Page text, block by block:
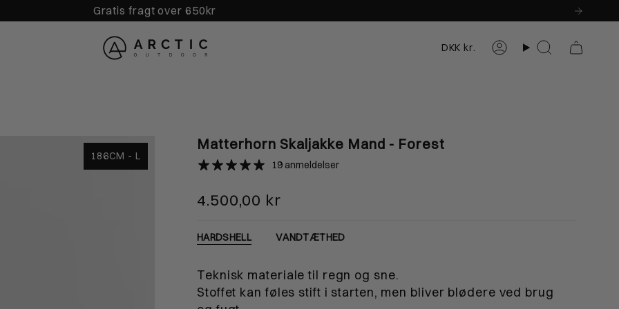
Gratis fragt over 650kr
Valuta
DKK kr. KontoSøg
186CM - L
Matterhorn Skaljakke Mand - Forest
19 anmeldelser
4.500,00 kr
HARDSHELL VANDTÆTHED
Teknisk materiale til regn og sne.
Stoffet kan føles stift i starten, men bliver blødere ved brug
94-98cm 99-105cm 107-113cm